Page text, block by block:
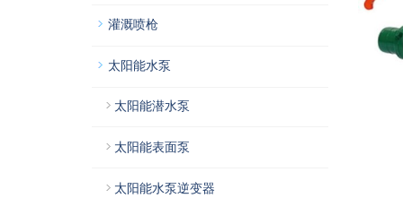
灌溉喷枪
太阳能水泵
太阳能潜水泵
太阳能表面泵
太阳能水泵逆变器